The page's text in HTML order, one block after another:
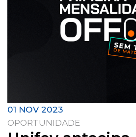
01 NOV 2023
OPORTUNIDADE